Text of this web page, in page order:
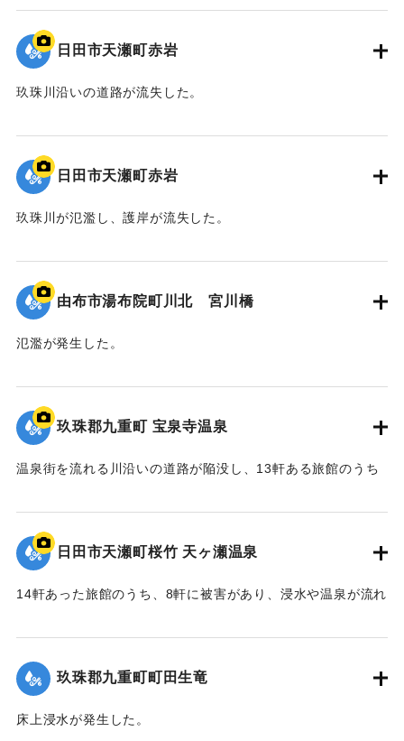
2020/7/6｜固有コード:01215078
日田市天瀬町赤岩
玖珠川沿いの道路が流失した。
2020/7/6｜固有コード:01215077
日田市天瀬町赤岩
玖珠川が氾濫し、護岸が流失した。
2020/7/6｜固有コード:01215076
由布市湯布院町川北 宮川橋
氾濫が発生した。
2020/7/6｜固有コード:01215075
玖珠郡九重町 宝泉寺温泉
温泉街を流れる川沿いの道路が陥没し、13軒ある旅館のうち
2020/7/6｜固有コード:
日田市天瀬町桜竹 天ヶ瀬温泉
14軒あった旅館のうち、8軒に被害があり、浸水や温泉が流れ
た。
｜固有コード:01215073
玖珠郡九重町町田生竜
床上浸水が発生した。